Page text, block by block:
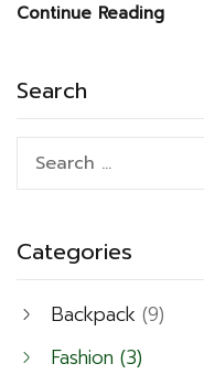
Search
Categories
Backpack (9)
Fashion (3)
Continue Reading